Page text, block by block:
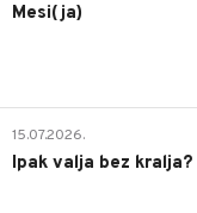
Mesi(ja)
15.07.2026.
Ipak valja bez kralja?